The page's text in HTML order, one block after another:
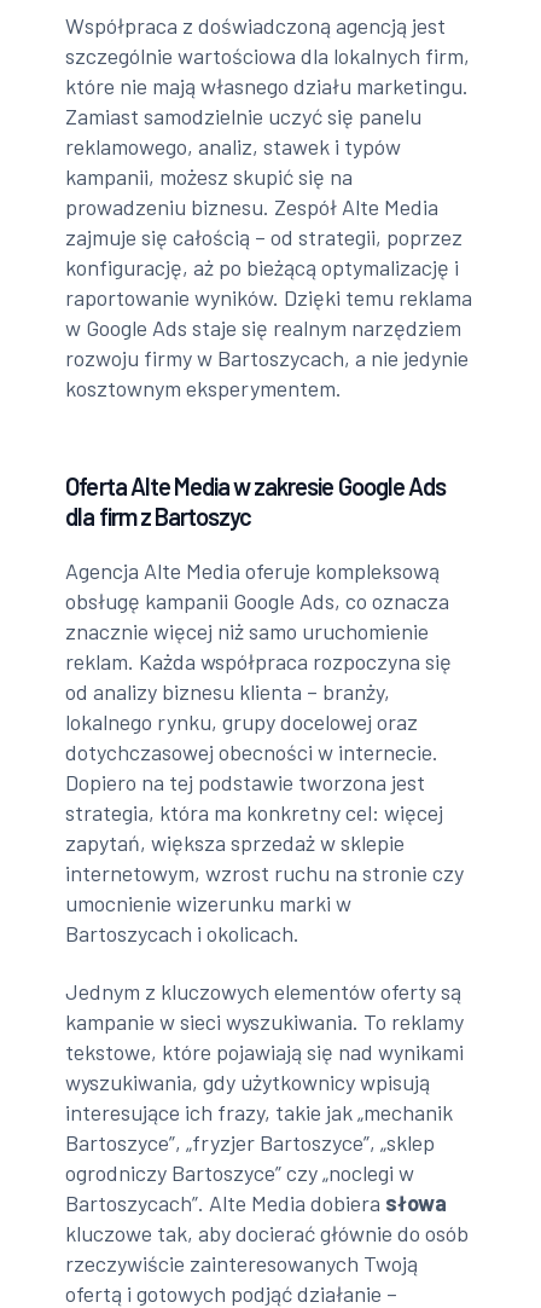
Współpraca z doświadczoną agencją jest
szczególnie wartościowa dla lokalnych firm,
które nie mają własnego działu marketingu.
Zamiast samodzielnie uczyć się panelu
reklamowego, analiz, stawek i typów
kampanii, możesz skupić się na
prowadzeniu biznesu. Zespół Alte Media
zajmuje się całością – od strategii, poprzez
konfigurację, aż po bieżącą optymalizację i
raportowanie wyników. Dzięki temu reklama
w Google Ads staje się realnym narzędziem
rozwoju firmy w Bartoszycach, a nie jedynie
kosztownym eksperymentem.
Oferta Alte Media w zakresie Google Ads
dla firm z Bartoszyc
Agencja Alte Media oferuje kompleksową
obsługę kampanii Google Ads, co oznacza
znacznie więcej niż samo uruchomienie
reklam. Każda współpraca rozpoczyna się
od analizy biznesu klienta – branży,
lokalnego rynku, grupy docelowej oraz
dotychczasowej obecności w internecie.
Dopiero na tej podstawie tworzona jest
strategia, która ma konkretny cel: więcej
zapytań, większa sprzedaż w sklepie
internetowym, wzrost ruchu na stronie czy
umocnienie wizerunku marki w
Bartoszycach i okolicach.
Jednym z kluczowych elementów oferty są
kampanie w sieci wyszukiwania. To reklamy
tekstowe, które pojawiają się nad wynikami
wyszukiwania, gdy użytkownicy wpisują
interesujące ich frazy, takie jak „mechanik
Bartoszyce”, „fryzjer Bartoszyce”, „sklep
ogrodniczy Bartoszyce” czy „noclegi w
Bartoszycach”. Alte Media dobiera słowa
kluczowe tak, aby docierać głównie do osób
rzeczywiście zainteresowanych Twoją
ofertą i gotowych podjąć działanie –